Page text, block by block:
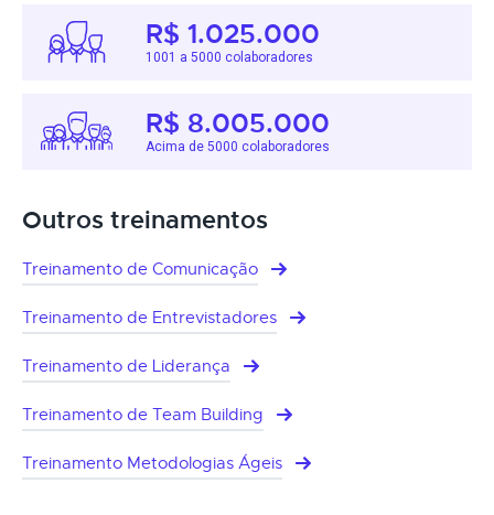
R$ 1.025.000
1001 a 5000 colaboradores
R$ 8.005.000
Acima de 5000 colaboradores
Outros treinamentos
Treinamento de Comunicação
Treinamento de Entrevistadores
Treinamento de Liderança
Treinamento de Team Building
Treinamento Metodologias Ágeis